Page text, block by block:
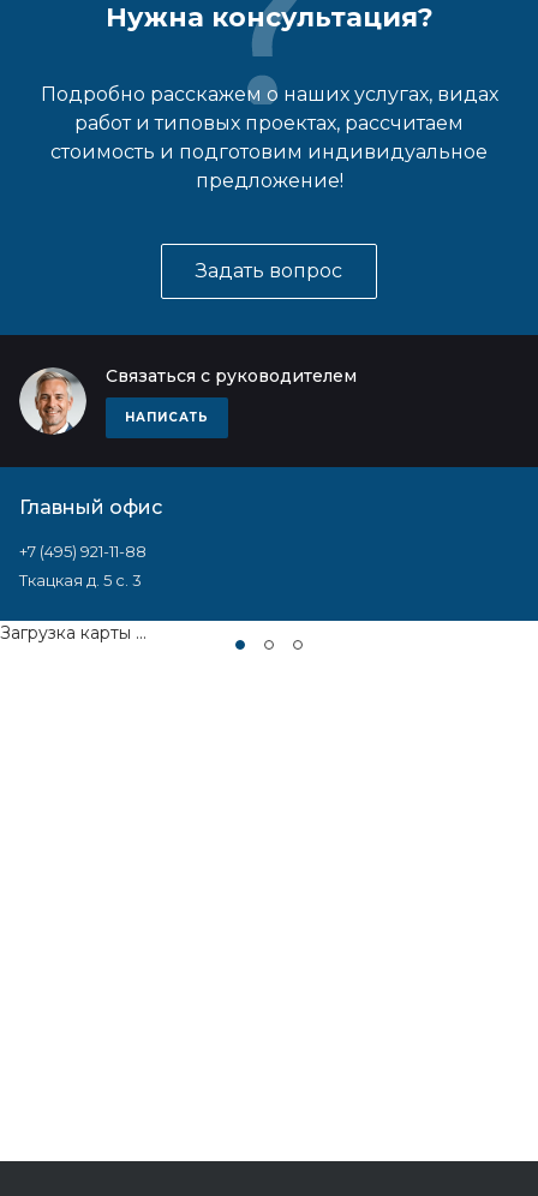
Нужна консультация?
Подробно расскажем о наших услугах, видах
работ и типовых проектах, рассчитаем
стоимость и подготовим индивидуальное
предложение!
Задать вопрос
Связаться с руководителем
НАПИСАТЬ
Главный офис
+7 (495) 921-11-88
Ткацкая д. 5 с. 3
Загрузка карты ...